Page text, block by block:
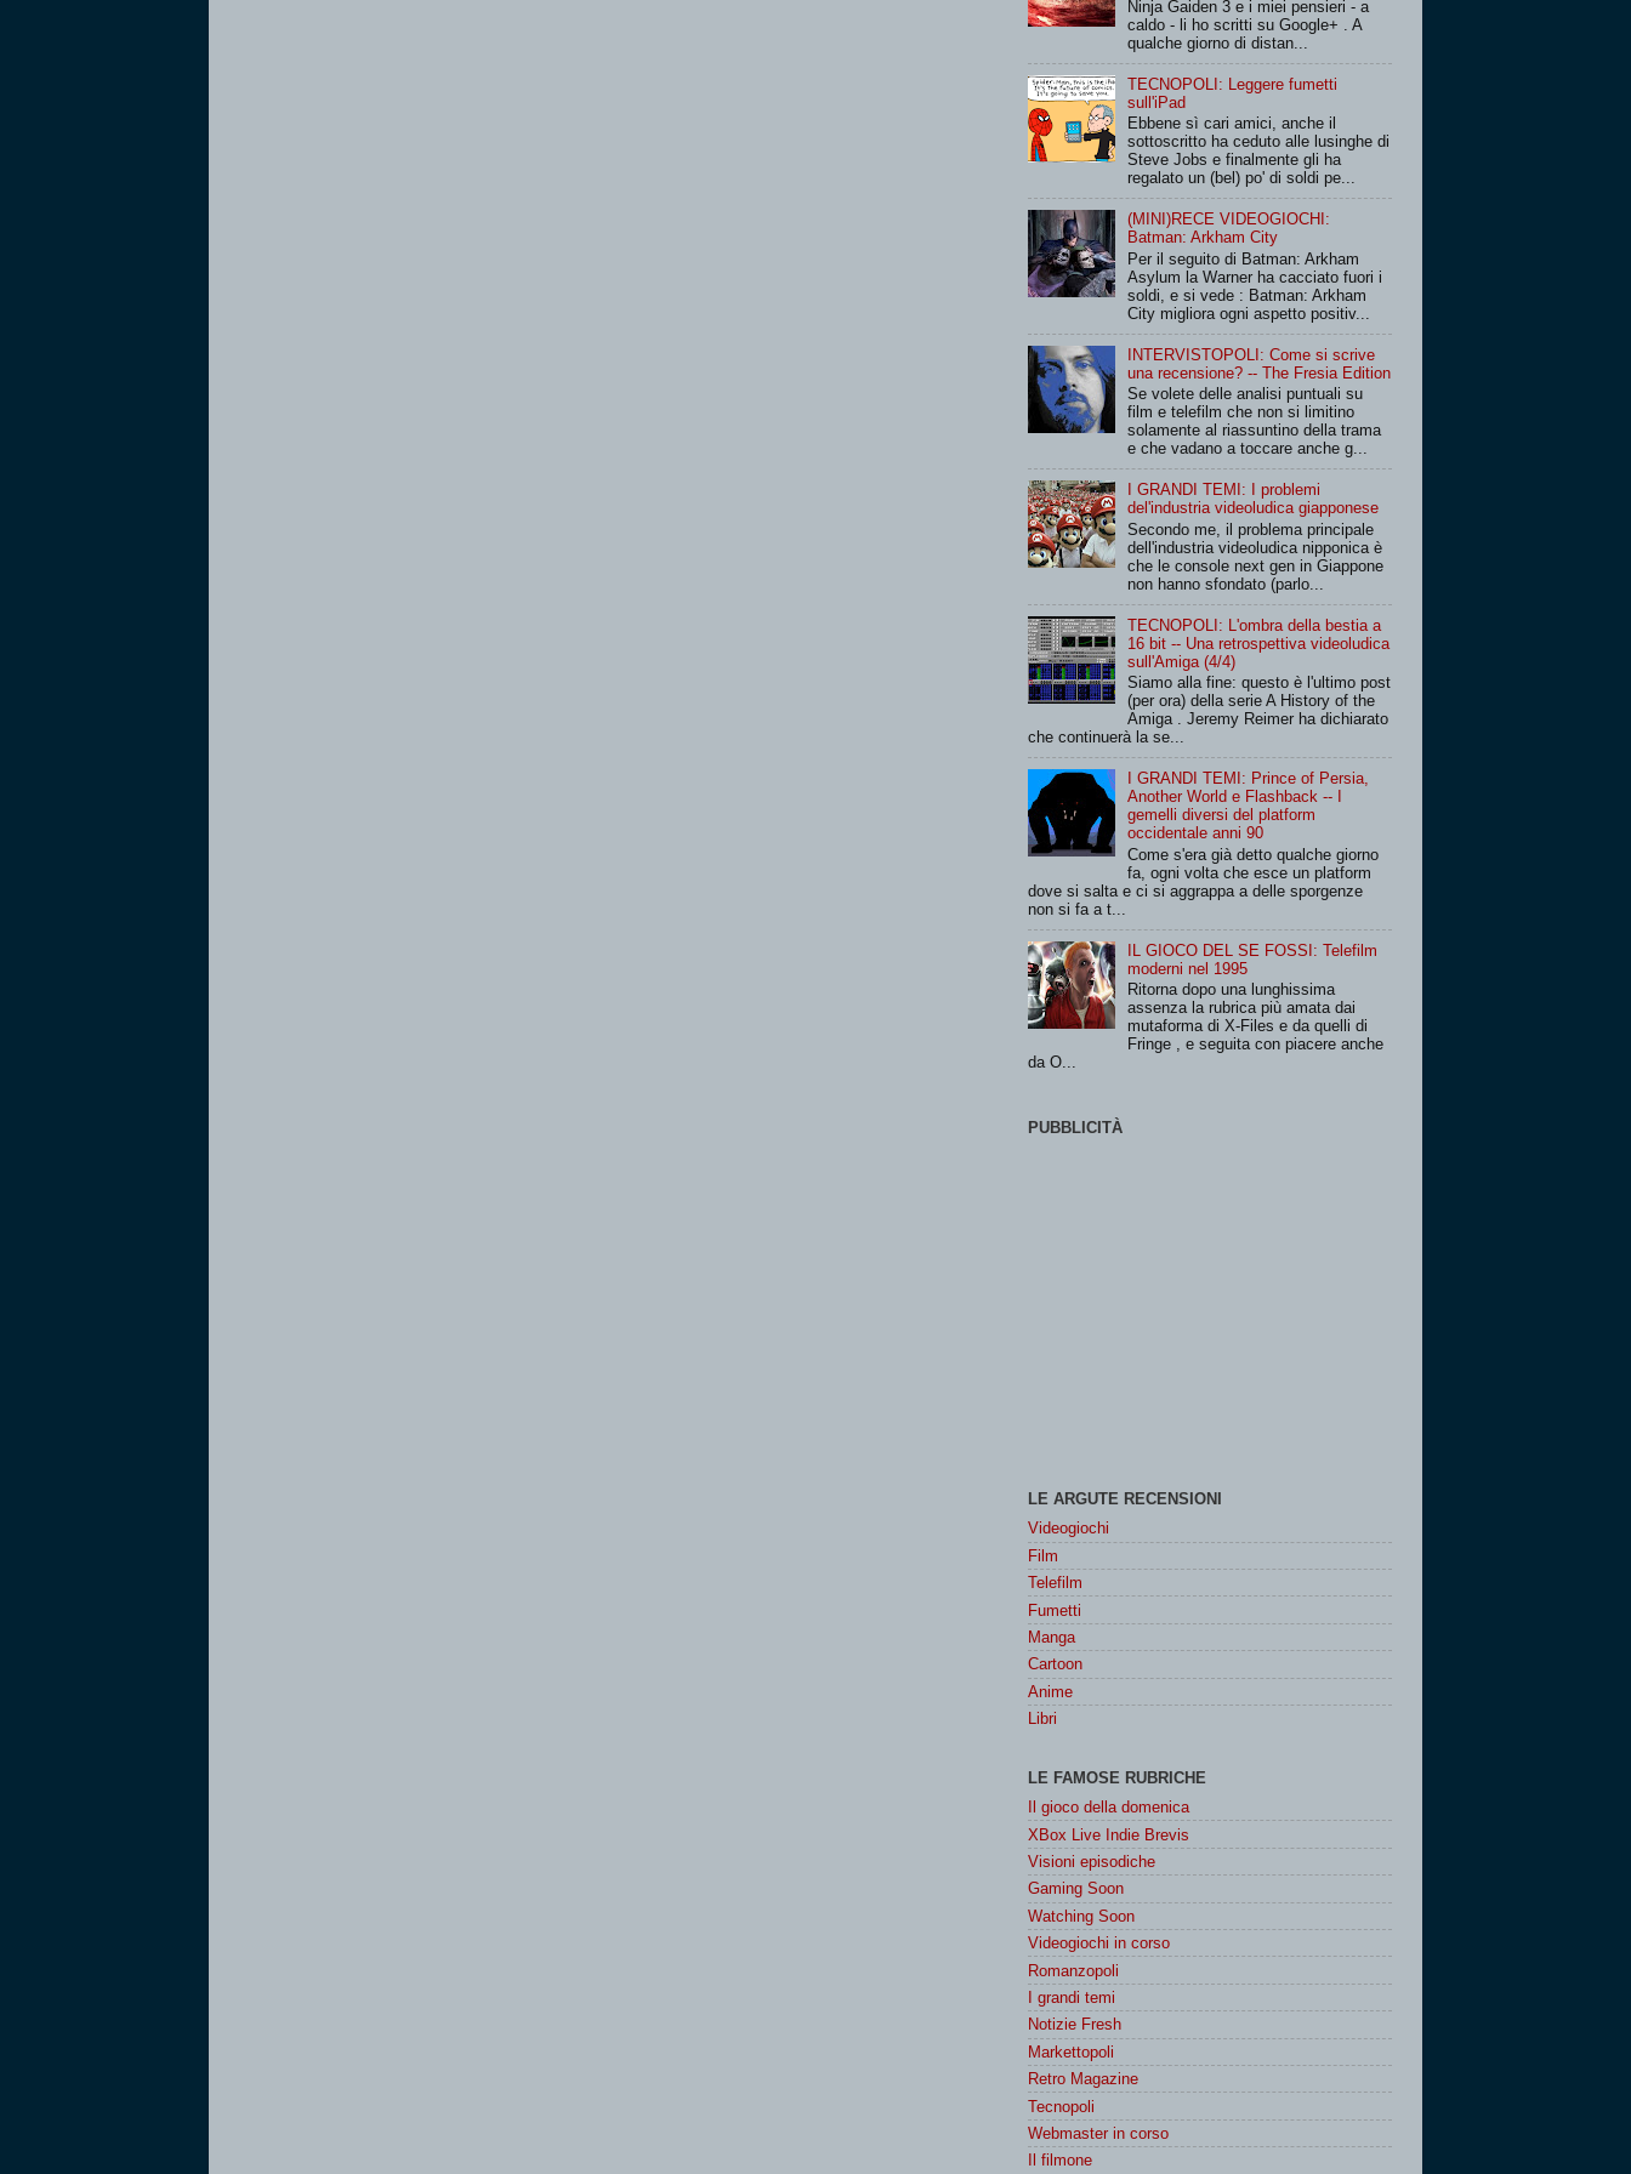
Ninja Gaiden 3 e i miei pensieri - a
caldo - li ho scritti su Google+ . A
qualche giorno di distan...
TECNOPOLI: Leggere fumetti
sull'iPad
Ebbene sì cari amici, anche il
sottoscritto ha ceduto alle lusinghe di
Steve Jobs e finalmente gli ha
regalato un (bel) po' di soldi pe...
(MINI)RECE VIDEOGIOCHI:
Batman: Arkham City
Per il seguito di Batman: Arkham
Asylum la Warner ha cacciato fuori i
soldi, e si vede : Batman: Arkham
City migliora ogni aspetto positiv...
INTERVISTOPOLI: Come si scrive
una recensione? -- The Fresia Edition
Se volete delle analisi puntuali su
film e telefilm che non si limitino
solamente al riassuntino della trama
e che vadano a toccare anche g...
I GRANDI TEMI: I problemi
del'industria videoludica giapponese
Secondo me, il problema principale
dell'industria videoludica nipponica è
che le console next gen in Giappone
non hanno sfondato (parlo...
TECNOPOLI: L'ombra della bestia a
16 bit -- Una retrospettiva videoludica
sull'Amiga (4/4)
Siamo alla fine: questo è l'ultimo post
(per ora) della serie A History of the
Amiga . Jeremy Reimer ha dichiarato
che continuerà la se...
I GRANDI TEMI: Prince of Persia,
Another World e Flashback -- I
gemelli diversi del platform
occidentale anni 90
Come s'era già detto qualche giorno
fa, ogni volta che esce un platform
dove si salta e ci si aggrappa a delle sporgenze
non si fa a t...
IL GIOCO DEL SE FOSSI: Telefilm
moderni nel 1995
Ritorna dopo una lunghissima
assenza la rubrica più amata dai
mutaforma di X-Files e da quelli di
Fringe , e seguita con piacere anche
da O...
PUBBLICITÀ
LE ARGUTE RECENSIONI
Videogiochi
Film
Telefilm
Fumetti
Manga
Cartoon
Anime
Libri
LE FAMOSE RUBRICHE
Il gioco della domenica
XBox Live Indie Brevis
Visioni episodiche
Gaming Soon
Watching Soon
Videogiochi in corso
Romanzopoli
I grandi temi
Notizie Fresh
Markettopoli
Retro Magazine
Tecnopoli
Webmaster in corso
Il filmone